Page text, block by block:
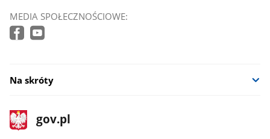
MEDIA SPOŁECZNOŚCIOWE:
Na skróty
stopka
gov.pl
Strona
gov.pl